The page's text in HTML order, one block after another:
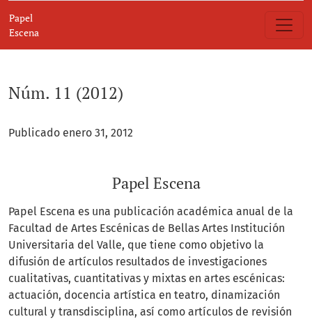
Papel
Escena
Núm. 11 (2012)
Publicado enero 31, 2012
Papel Escena
Papel Escena es una publicación académica anual de la
Facultad de Artes Escénicas de Bellas Artes Institución
Universitaria del Valle, que tiene como objetivo la
difusión de artículos resultados de investigaciones
cualitativas, cuantitativas y mixtas en artes escénicas:
actuación, docencia artística en teatro, dinamización
cultural y transdisciplina, así como artículos de revisión